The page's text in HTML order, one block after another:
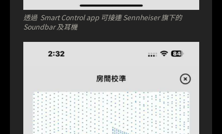
透過 Smart Control app 可接連 Sennheiser 旗下的
Soundbar 及耳機